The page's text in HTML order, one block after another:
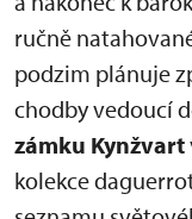
ručně
podzim plánuje
chodby vedoucí
zámku Kynžvart
kolekce